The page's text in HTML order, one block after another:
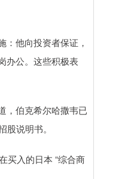
他向投资者保证，
办公。这些积极表
，伯克希尔哈撒韦已
说明书。
买入的日本 “综合商